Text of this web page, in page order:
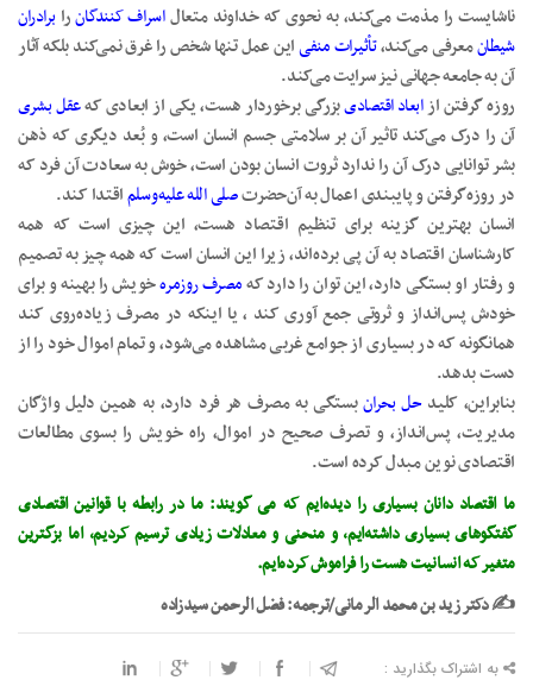
ناشایست را مذمت می‌کند، به نحوی که خداوند متعالاسراف کنندگانرا برادران
شیطانمعرفی می‌کند،تأثیرات منفیاین عمل تنها شخص را غرق نمی‌کند بلکه آثار
آن به جامعه جهانی نیز سرایت می‌کند.
روزه گرفتن ازابعاد اقتصادیبزرگی برخوردار هست، یکی از ابعادی کهعقل بشری
آن را درک می‌کند تاثیر آن بر سلامتی جسم انسان است، و بُعد دیگری که ذهن
بشر توانایی درک آن را ندارد ثروت انسان بودن است، خوش به سعادت آن فرد که
در روزه‌گرفتن و پایبندی اعمال به آن‌حضرتصلی الله علیه‌وسلماقتدا کند‌.
انسان بهترین گزینه برای تنظیم اقتصاد هست، این چیزی است که همه
کارشناسان اقتصاد به آن پی برده‌اند، زیرا این انسان است که همه چیز به تصمیم
و رفتار او بستگی دارد، این توان را دارد کهمصرف روز‌مرهخویش را بهینه و برای
خودش پس‌انداز و ثروتی جمع آوری کند ، یا اینکه در مصرف زیاده‌روی کند
همانگونه که در بسیاری از جوامع غربی مشاهده می‌شود، و تمام اموال خود را از
دست بدهد.
بنابراین، کلیدحل بحرانبستگی به مصرف هر فرد دارد، به همین دلیل واژگان
مدیریت، پس‌انداز، و تصرف صحیح در اموال، راه خویش را بسوی مطالعات
اقتصادی نوین مبدل کرده‌ است.
ما اقتصاد دانان بسیاری را دیده‌ایم که می گویند: ما در رابطه با قوانین اقتصادی
گفتگوهای بسیاری داشته‌ایم، و منحنی و معادلات زیادی ترسیم کردیم، اما بزگترین
متغیر که انسانیت هست را فراموش کرده‌ایم.
✍️⁩ دکتر زید بن محمد الرمانی/ترجمه: فضل الرحمن سیدزاده
به اشتراک بگذارید :